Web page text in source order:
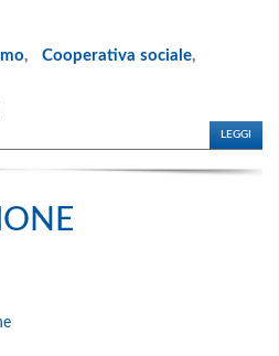
, Cooperativa sociale,
LEGGI